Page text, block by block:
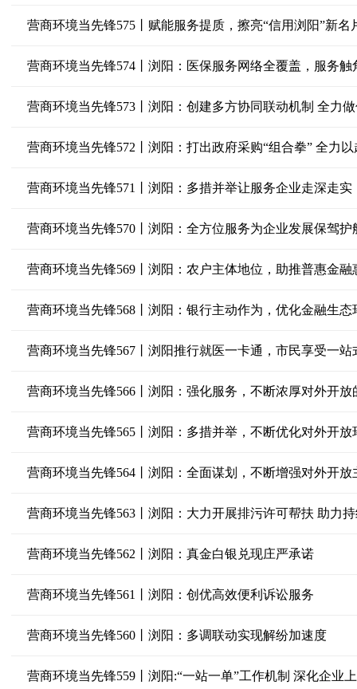
营商环境当先锋575丨赋能服务提质，擦亮“信用浏阳”新名
营商环境当先锋574丨浏阳：医保服务网络全覆盖，服务触
营商环境当先锋573丨浏阳：创建多方协同联动机制 全力做
营商环境当先锋572丨浏阳：打出政府采购“组合拳” 全力
营商环境当先锋571丨浏阳：多措并举让服务企业走深走实
营商环境当先锋570丨浏阳：全方位服务为企业发展保驾护
营商环境当先锋569丨浏阳：农户主体地位，助推普惠金融
营商环境当先锋568丨浏阳：银行主动作为，优化金融生态
营商环境当先锋567丨浏阳推行就医一卡通，市民享受一站
营商环境当先锋566丨浏阳：强化服务，不断浓厚对外开放
营商环境当先锋565丨浏阳：多措并举，不断优化对外开放
营商环境当先锋564丨浏阳：全面谋划，不断增强对外开放
营商环境当先锋563丨浏阳：大力开展排污许可帮扶 助力
营商环境当先锋562丨浏阳：真金白银兑现庄严承诺
营商环境当先锋561丨浏阳：创优高效便利诉讼服务
营商环境当先锋560丨浏阳：多调联动实现解纷加速度
营商环境当先锋559丨浏阳:“一站一单”工作机制 深化企业